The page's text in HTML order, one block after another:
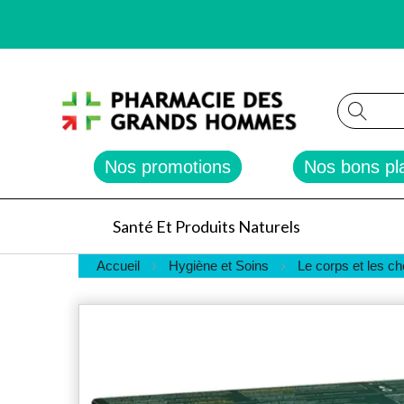
Nos promotions Nos bons
Santé Et Produits Naturels
Accueil Hygiène et Soins Le corps et les